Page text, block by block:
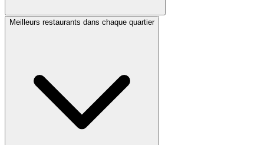
Meilleurs restaurants dans chaque quartier